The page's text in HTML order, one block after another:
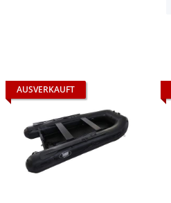
AUSVERKAUFT